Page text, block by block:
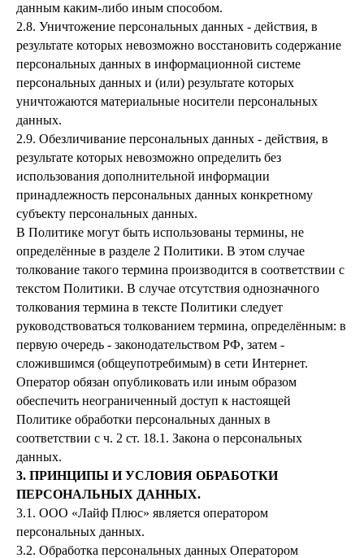
данным каким-либо иным способом.
2.8. Уничтожение персональных данных - действия, в
результате которых невозможно восстановить содержание
персональных данных в информационной системе
персональных данных и (или) результате которых
уничтожаются материальные носители персональных
данных.
2.9. Обезличивание персональных данных - действия, в
результате которых невозможно определить без
использования дополнительной информации
принадлежность персональных данных конкретному
субъекту персональных данных.
В Политике могут быть использованы термины, не
определённые в разделе 2 Политики. В этом случае
толкование такого термина производится в соответствии с
текстом Политики. В случае отсутствия однозначного
толкования термина в тексте Политики следует
руководствоваться толкованием термина, определённым: в
первую очередь - законодательством РФ, затем -
сложившимся (общеупотребимым) в сети Интернет.
Оператор обязан опубликовать или иным образом
обеспечить неограниченный доступ к настоящей
Политике обработки персональных данных в
соответствии с ч. 2 ст. 18.1. Закона о персональных
данных.
3. ПРИНЦИПЫ И УСЛОВИЯ ОБРАБОТКИ
ПЕРСОНАЛЬНЫХ ДАННЫХ.
3.1. ООО «Лайф Плюс» является оператором
персональных данных.
3.2. Обработка персональных данных Оператором